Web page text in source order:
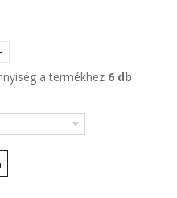
a termékhez 6 db